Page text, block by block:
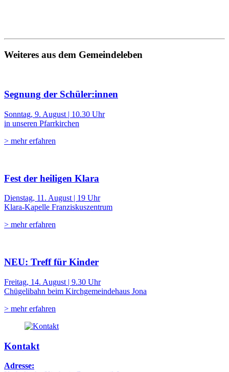
Weiteres aus dem Gemeindeleben
Segnung der Schüler:innen
Sonntag, 9. August | 10.30 Uhr
in unseren Pfarrkirchen
> mehr erfahren
Fest der heiligen Klara
Dienstag, 11. August | 19 Uhr
Klara-Kapelle Franziskuszentrum
> mehr erfahren
NEU: Treff für Kinder
Freitag, 14. August | 9.30 Uhr
Chügelibahn beim Kirchgemeindehaus Jona
> mehr erfahren
Kontakt
Adresse: